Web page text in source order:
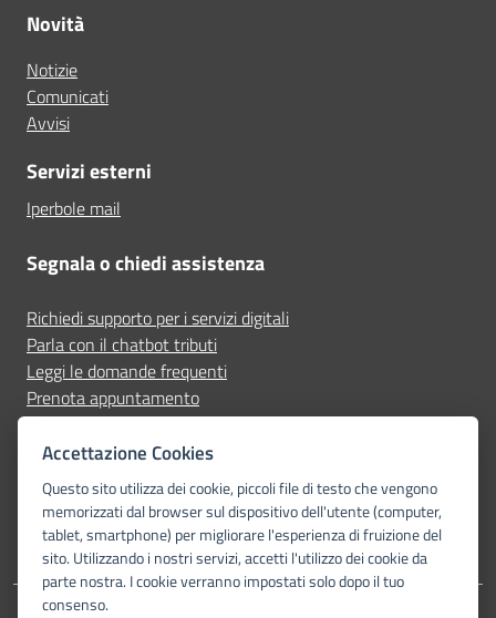
Novità
Notizie
Comunicati
Avvisi
Servizi esterni
Iperbole mail
Segnala o chiedi assistenza
Richiedi supporto per i servizi digitali
Parla con il chatbot tributi
Leggi le domande frequenti
Prenota appuntamento
Segnala disservizio
Seguici su
Accettazione Cookies
Questo sito utilizza dei cookie, piccoli file di testo che vengono
memorizzati dal browser sul dispositivo dell'utente (computer,
tablet, smartphone) per migliorare l'esperienza di fruizione del
sito. Utilizzando i nostri servizi, accetti l'utilizzo dei cookie da
parte nostra. I cookie verranno impostati solo dopo il tuo
consenso.